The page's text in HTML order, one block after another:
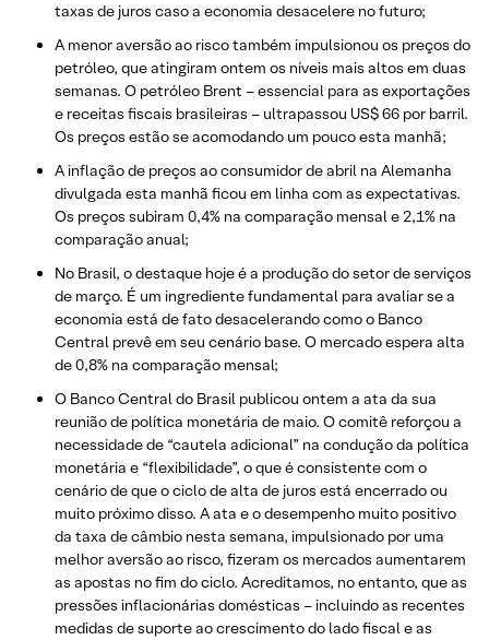
taxas de juros caso a economia desacelere no futuro;
A menor aversão ao risco também impulsionou os preços do
petróleo, que atingiram ontem os níveis mais altos em duas
semanas. O petróleo Brent – ​​essencial para as exportações
e receitas fiscais brasileiras – ultrapassou US$ 66 por barril.
Os preços estão se acomodando um pouco esta manhã;
A inflação de preços ao consumidor de abril na Alemanha
divulgada esta manhã ficou em linha com as expectativas.
Os preços subiram 0,4% na comparação mensal e 2,1% na
comparação anual;
No Brasil, o destaque hoje é a produção do setor de serviços
de março. É um ingrediente fundamental para avaliar se a
economia está de fato desacelerando como o Banco
Central prevê em seu cenário base. O mercado espera alta
de 0,8% na comparação mensal;
O Banco Central do Brasil publicou ontem a ata da sua
reunião de política monetária de maio. O comitê reforçou a
necessidade de “cautela adicional” na condução da política
monetária e “flexibilidade”, o que é consistente com o
cenário de que o ciclo de alta de juros está encerrado ou
muito próximo disso. A ata e o desempenho muito positivo
da taxa de câmbio nesta semana, impulsionado por uma
melhor aversão ao risco, fizeram os mercados aumentarem
as apostas no fim do ciclo. Acreditamos, no entanto, que as
pressões inflacionárias domésticas – incluindo as recentes
medidas de suporte ao crescimento do lado fiscal e as